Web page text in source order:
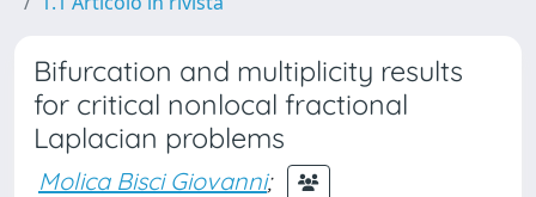
Bifurcation and multiplicity results
for critical nonlocal fractional
Laplacian problems
Molica Bisci Giovanni;